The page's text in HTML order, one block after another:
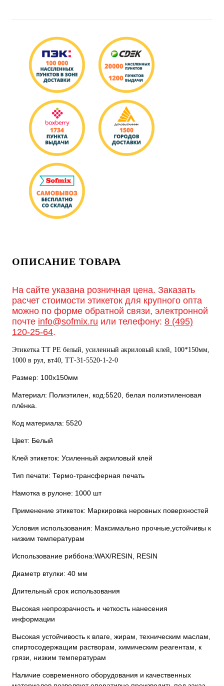
ОПИСАНИЕ ТОВАРА
На сайте указана розничная цена. Заказать
расчет стоимости этикеток для крупного опта
можно по форме обратной связи, электронной
почте info@sofmix.ru или телефону: 8 (495)
120-25-64.
Этикетка ТТ РЕ белый, усиленный акриловый клей, 100*150мм,
1000 в рул, вт40, ТТ-31-5520-1-2-0
Размер: 100х150мм
Материал: Полиэтилен, код:5520, белая полиэтиленовая
плёнка.
Код материала: 5520
Цвет: Белый
Клей этикеток: Усиленный акриловый клей
Тип печати: Термо-трансферная печать
Намотка в рулоне: 1000 шт
Применение этикеток: Маркировка неровных поверхностей
Условия использования: Максимально прочные,устойчивы к
низким температурам
Использование риббона:WAX/RESIN, RESIN
Диаметр втулки: 40 мм
Длительный срок использования
Высокая непрозрачность и четкость нанесения
информации
Высокая устойчивость к влаге, жирам, техническим маслам,
спиртосодержащим растворам, химическим реагентам, к
грязи, низким температурам
Наличие современного оборудования и качественных